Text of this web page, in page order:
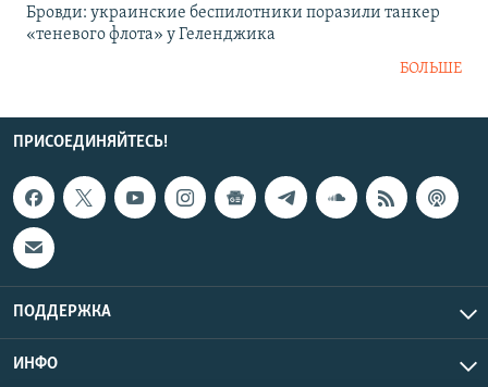
Бровди: украинские беспилотники поразили танкер
«теневого флота» у Геленджика
БОЛЬШЕ
ПРИСОЕДИНЯЙТЕСЬ!
ПОДДЕРЖКА
ИНФО